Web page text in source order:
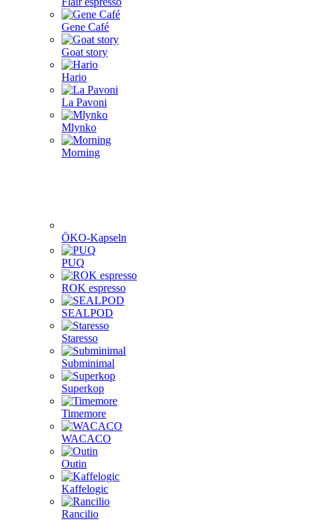
Gene Café
Goat story
Hario
La Pavoni
Mlynko
Morning
ÖKO-Kapseln
PUQ
ROK espresso
SEALPOD
Staresso
Subminimal
Superkop
Timemore
WACACO
Outin
Kaffelogic
Rancilio